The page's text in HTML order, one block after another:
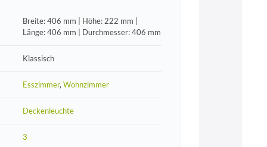
Breite: 406 mm | Höhe: 222 mm |
Länge: 406 mm | Durchmesser: 406 mm
Klassisch
Esszimmer, Wohnzimmer
Deckenleuchte
3